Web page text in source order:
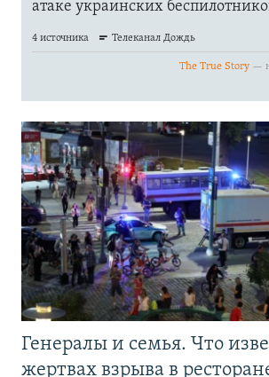
Генералы и семья. Что
жертвах взрыва в